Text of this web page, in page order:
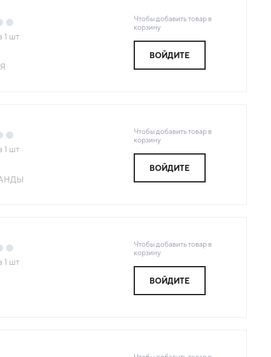
1 шт
Чтобы добавить товар в
корзину
ВОЙДИТЕ
1 шт
Чтобы добавить товар в
корзину
ВОЙДИТЕ
1 шт
Чтобы добавить товар в
корзину
ВОЙДИТЕ